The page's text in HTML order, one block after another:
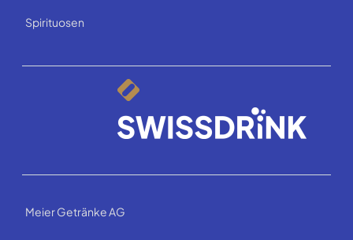
Spirituosen
Meier Getränke AG